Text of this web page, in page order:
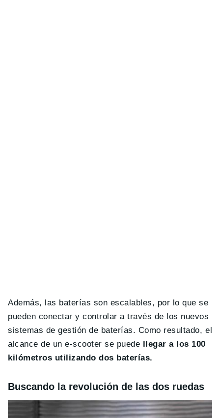
Además, las baterías son escalables, por lo que se
pueden conectar y controlar a través de los nuevos
sistemas de gestión de baterías. Como resultado, el
alcance de un e-scooter se puede
llegar a los 100
kilómetros utilizando dos baterías.
Buscando la revolución de las dos ruedas